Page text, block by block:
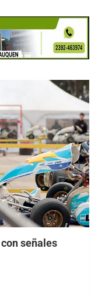
señales